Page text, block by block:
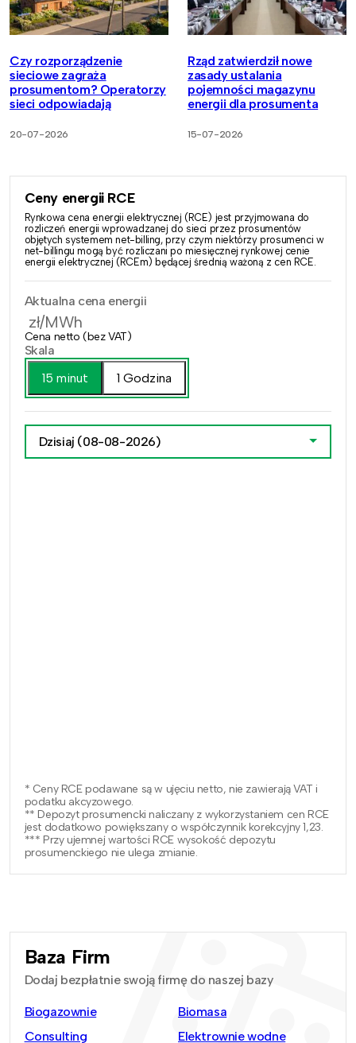
Czy rozporządzenie
sieciowe zagraża
prosumentom? Operatorzy
sieci odpowiadają
20-07-2026
Rząd zatwierdził nowe
zasady ustalania
pojemności magazynu
energii dla prosumenta
15-07-2026
Ceny energii RCE
Rynkowa cena energii elektrycznej (RCE) jest przyjmowana do
rozliczeń energii wprowadzanej do sieci przez prosumentów
objętych systemem net-billing, przy czym niektórzy prosumenci w
net-billingu mogą być rozliczani po miesięcznej rynkowej cenie
energii elektrycznej (RCEm) będącej średnią ważoną z cen RCE.
Aktualna cena energii
zł/MWh
Cena netto (bez VAT)
Skala
15 minut
1 Godzina
Dzisiaj (08-08-2026)
* Ceny RCE podawane są w ujęciu netto, nie zawierają VAT i
podatku akcyzowego.
** Depozyt prosumencki naliczany z wykorzystaniem cen RCE
jest dodatkowo powiększany o współczynnik korekcyjny 1,23.
*** Przy ujemnej wartości RCE wysokość depozytu
prosumenckiego nie ulega zmianie.
Baza Firm
Dodaj bezpłatnie swoją firmę do naszej bazy
Biogazownie
Biomasa
Consulting
Elektrownie wodne